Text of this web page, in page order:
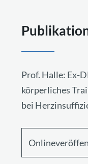
Prof. Halle: Ex-
körperliches
bei